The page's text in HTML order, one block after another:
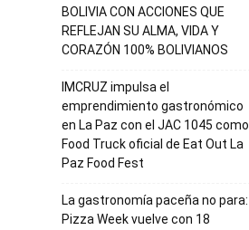
BOLIVIA CON ACCIONES QUE
REFLEJAN SU ALMA, VIDA Y
CORAZÓN 100% BOLIVIANOS
IMCRUZ impulsa el
emprendimiento gastronómico
en La Paz con el JAC 1045 como
Food Truck oficial de Eat Out La
Paz Food Fest
La gastronomía paceña no para:
Pizza Week vuelve con 18